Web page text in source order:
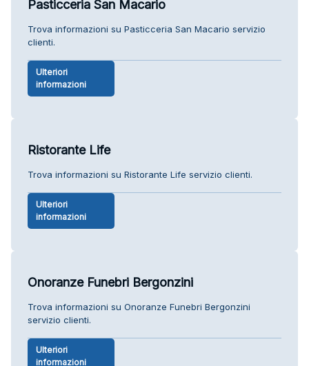
Pasticceria San Macario
Trova informazioni su Pasticceria San Macario servizio
clienti.
Ulteriori
informazioni
Ristorante Life
Trova informazioni su Ristorante Life servizio clienti.
Ulteriori
informazioni
Onoranze Funebri Bergonzini
Trova informazioni su Onoranze Funebri Bergonzini
servizio clienti.
Ulteriori
informazioni